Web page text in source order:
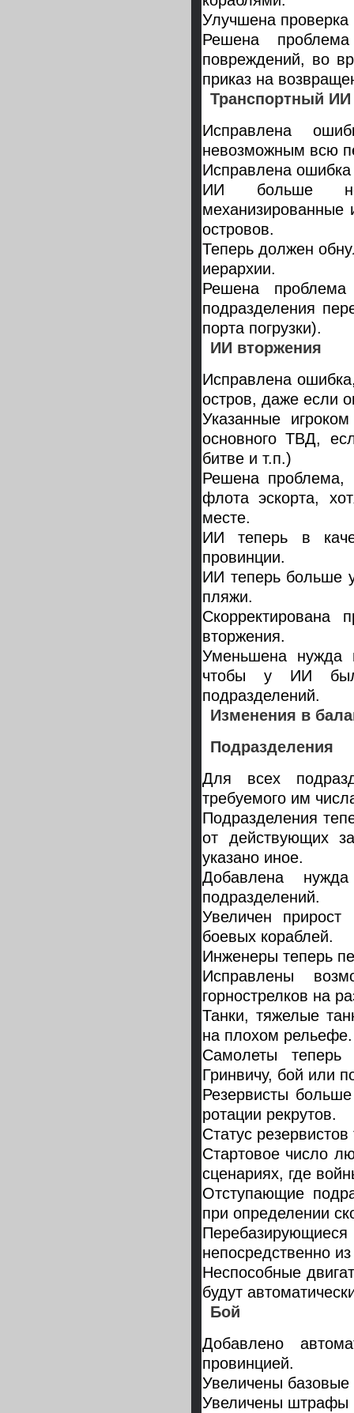
Улучшена проверка
Решена
повреждений, во
приказ на
Транспортный ИИ
Исправлена
невозможным всю
Исправлена
ИИ больше не
механизированные
островов.
Теперь должен
иерархии.
Решена проблема
подразделения
порта погрузки).
ИИ вторжения
Исправлена
остров, даже если
Указанные
основного ТВД,
битве и т.п.)
Решена проблема,
флота эскорта,
месте.
ИИ теперь в
провинции.
ИИ теперь больше
пляжи.
вторжения.
Уменьшена нужда
чтобы у ИИ
подразделений.
Изменения в
Подразделения
Для всех
требуемого им
Подразделения
от действующих
указано иное.
Добавлена
подразделений.
Увеличен прирост
боевых кораблей.
Инженеры теперь
Исправлены
горнострелков на
Танки, тяжелые
на плохом рельефе.
Самолеты теперь
Гринвичу, бой или
Резервисты
ротации рекрутов.
Статус
Стартовое число
сценариях, где
Отступающие
при определении
непосредственно
Неспособные
будут
Бой
Добавлено
провинцией.
Увеличены
Увеличены штрафы